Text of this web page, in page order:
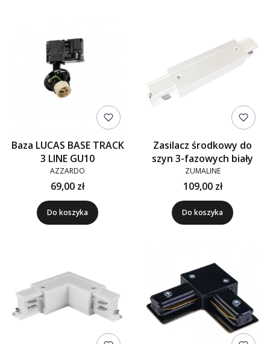
Baza LUCAS BASE TRACK
3 LINE GU10
AZZARDO
69,00 zł
Do koszyka
Zasilacz środkowy do
szyn 3-fazowych biały
ZUMALINE
109,00 zł
Do koszyka